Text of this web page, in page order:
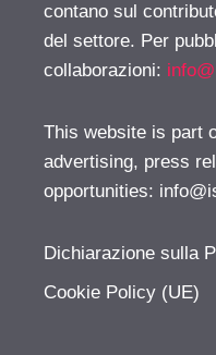
contano sul
del settore. Per
collaborazioni:
This website is part
advertising, press
opportunities:
Dichiarazione sulla
Cookie Policy (UE)